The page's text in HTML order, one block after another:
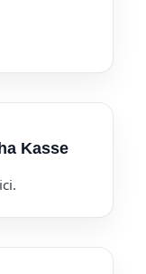
Kasse